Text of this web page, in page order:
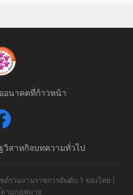
อนาคตที่ก้าวหน้า
วิสาหกิจบทความทั่วไป
รวมงานราชการอันดับ 1 ของไทย |
ามกฎหมาย